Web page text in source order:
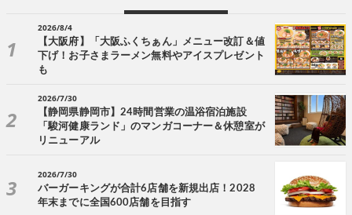
2026/8/4
【大阪府】「大阪ふくちぁん」メニュー改訂＆値
下げ！お子さまラーメン無料やアイスプレゼント
も
2026/7/30
【静岡県静岡市】24時間営業の温浴宿泊施設
「駿河健康ランド」のマンガコーナー＆休憩室が
リニューアル
2026/7/30
バーガーキングが合計6店舗を新規出店！2028
年末までに全国600店舗を目指す